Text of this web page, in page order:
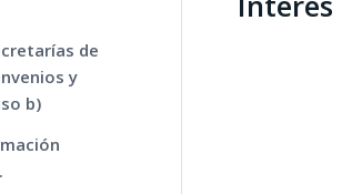
de
y
b)